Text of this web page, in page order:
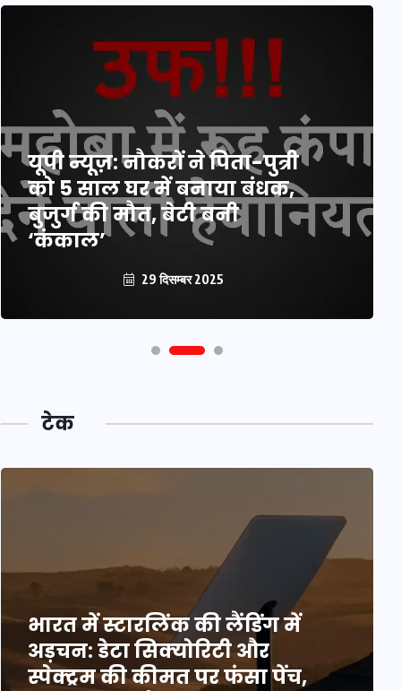
यूपी न्यूज़: नौकरों ने पिता-पुत्री
को 5 साल घर में बनाया बंधक,
बुजुर्ग की मौत, बेटी बनी
‘कंकाल’
29 दिसम्बर 2025
टेक
भारत में स्टारलिंक की लैंडिंग में
अड़चन: डेटा सिक्योरिटी और
स्पेक्ट्रम की कीमत पर फंसा पेंच,